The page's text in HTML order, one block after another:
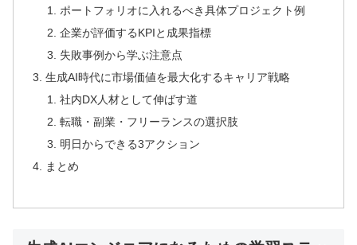
ポートフォリオに入れるべき具体プロジェクト例
企業が評価するKPIと成果指標
失敗事例から学ぶ注意点
生成AI時代に市場価値を最大化するキャリア戦略
社内DX人材として伸ばす道
転職・副業・フリーランスの選択肢
明日からできる3アクション
まとめ